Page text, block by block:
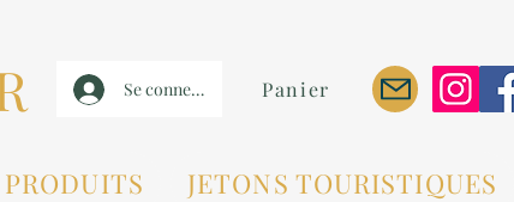
Se connecter Panier
JETONS TOURISTIQUES